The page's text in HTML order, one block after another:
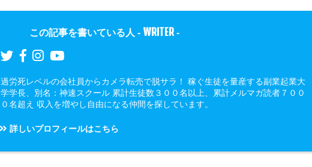
この記事を書いている人 - WRITER -
過労死レベルの会社員からカメラ転売で脱サラ！ 稼ぐ生徒を量産する副業起業大
学学長、別名：神速スクール 累計生徒数３００名以上、累計メルマガ読者７００
０名超え 収入を増やし自由になる仲間を探しています。
詳しいプロフィールはこちら